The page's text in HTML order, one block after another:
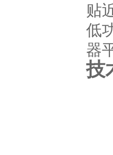
贴
低
器
技